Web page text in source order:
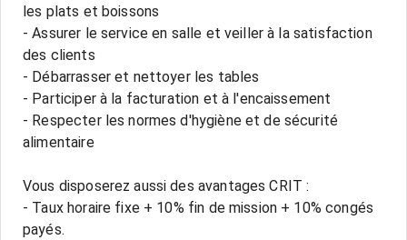
les plats et boissons
- Assurer le service en salle et veiller à la satisfaction
des clients
- Débarrasser et nettoyer les tables
- Participer à la facturation et à l'encaissement
- Respecter les normes d'hygiène et de sécurité
alimentaire
Vous disposerez aussi des avantages CRIT :
- Taux horaire fixe + 10% fin de mission + 10% congés
payés.